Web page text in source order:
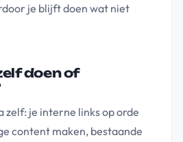
je blijft doen wat niet
doen of
zelf: je interne links op orde
content maken, bestaande